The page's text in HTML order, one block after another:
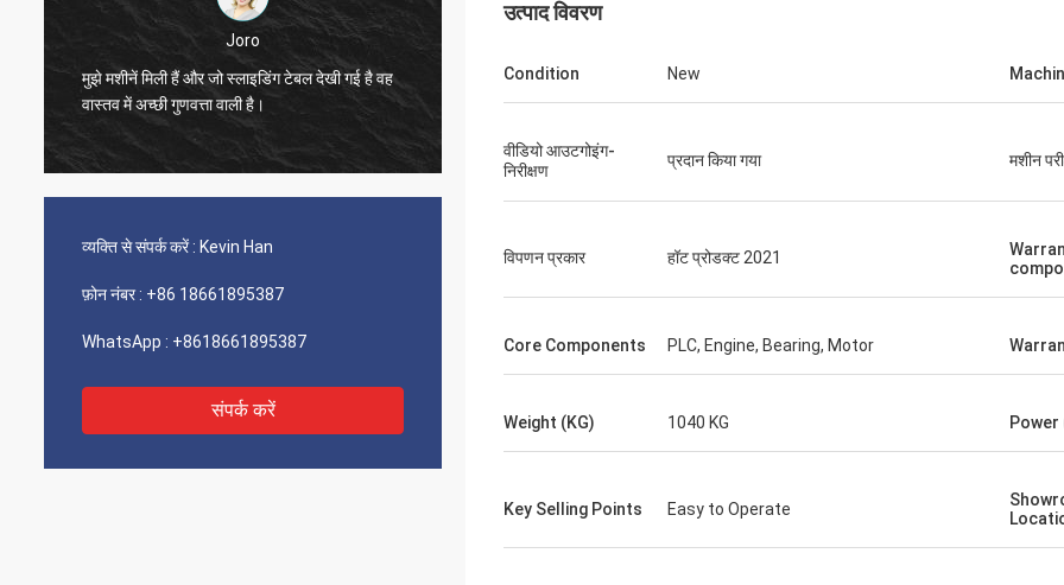
Joro
मुझे मशीनें मिली हैं और जो स्लाइडिंग टेबल देखी गई है वह
वास्तव में अच्छी गुणवत्ता वाली है।
मुझे मशीनें मिली हैं और जो स्लाइडिंग टेबल देखी गई है वह
वास्तव में अच्छी गुणवत्ता वाली है।
व्यक्ति से संपर्क करें : Kevin Han
फ़ोन नंबर : +86 18661895387
WhatsApp : +8618661895387
संपर्क करें
उत्पाद विवरण
Condition New
वीडियो आउटगोइंग-
निरीक्षण
प्रदान किया गया मशीन
विपणन प्रकार हॉट प्रोडक्ट 2021
Core Components PLC, Engine, Bearing, Motor
Weight (KG) 1040 KG Power
Key Selling Points Easy to Operate